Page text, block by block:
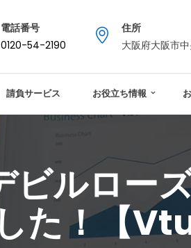
電話番号
0120-54-2190
住所
大阪府大阪市
請負サービス お役立ち情報
ルロー
た！【